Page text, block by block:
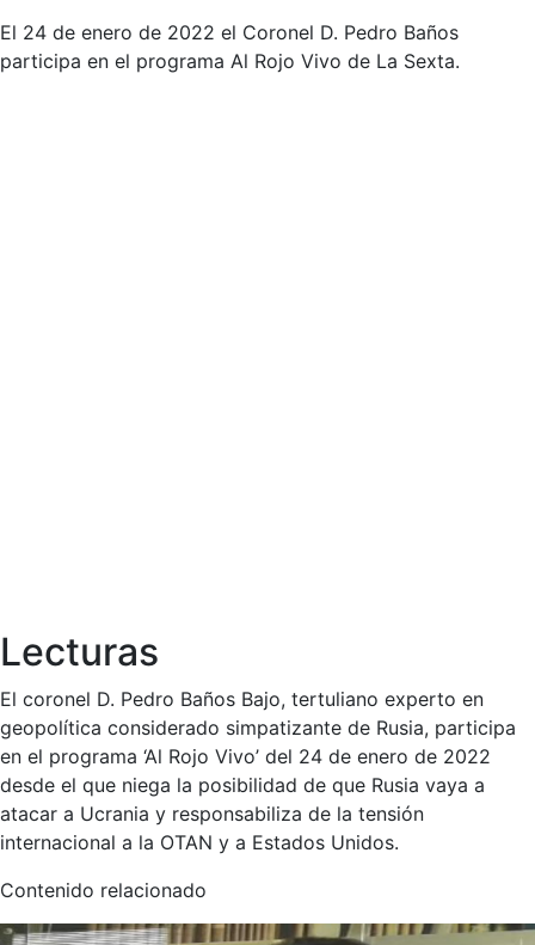
El 24 de enero de 2022 el Coronel D. Pedro Baños
participa en el programa Al Rojo Vivo de La Sexta.
Lecturas
El coronel D. Pedro Baños Bajo, tertuliano experto en
geopolítica considerado simpatizante de Rusia, participa
en el programa ‘Al Rojo Vivo’ del 24 de enero de 2022
desde el que niega la posibilidad de que Rusia vaya a
atacar a Ucrania y responsabiliza de la tensión
internacional a la OTAN y a Estados Unidos.
Contenido relacionado